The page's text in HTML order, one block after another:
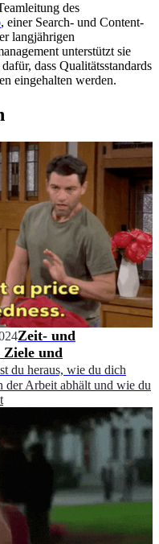
des
, einer Search- und Content-
langjährigen
unterstützt sie
dass Qualitätsstandards
eingehalten werden.
Zeit- und
Ziele und
du heraus, wie du dich
der Arbeit abhält und wie du